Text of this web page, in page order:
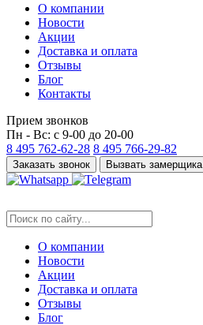
О компании
Новости
Акции
Доставка и оплата
Отзывы
Блог
Контакты
Прием звонков
Пн - Вс: с 9-00 до 20-00
8 495 762-62-28 8 495 766-29-82
Заказать звонок Вызвать замерщика
О компании
Новости
Акции
Доставка и оплата
Отзывы
Блог